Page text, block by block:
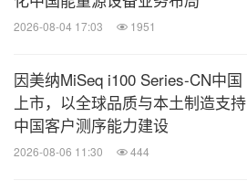
2026-08-04 17:03 1951
因美纳MiSeq i100 Series-CN中国
上市，以全球品质与本土制造支持
中国客户测序能力建设
2026-08-06 11:30 444